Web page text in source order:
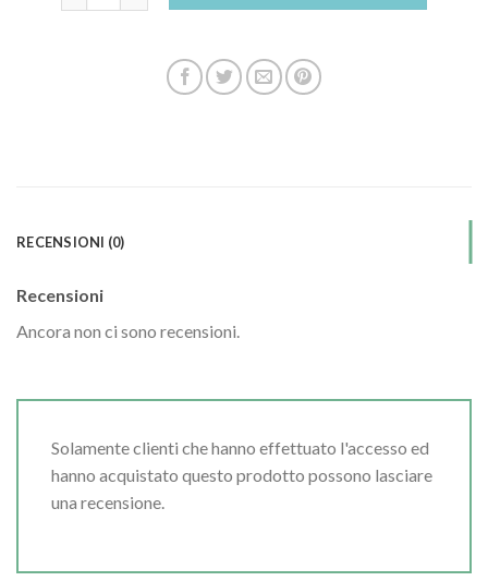
RECENSIONI (0)
Recensioni
Ancora non ci sono recensioni.
Solamente clienti che hanno effettuato l'accesso ed
hanno acquistato questo prodotto possono lasciare
una recensione.